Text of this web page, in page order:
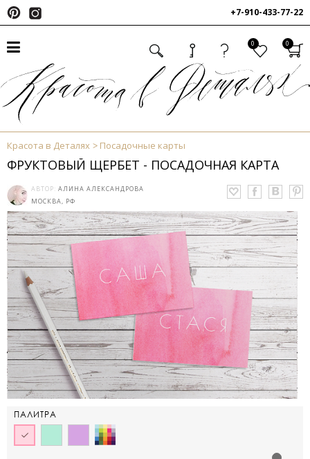
+7-910-433-77-22
0 0
Красота в Деталях Посадочные карты
ФРУКТОВЫЙ ЩЕРБЕТ - ПОСАДОЧНАЯ КАРТА
АВТОР: АЛИНА АЛЕКСАНДРОВА
МОСКВА, РФ
ПАЛИТРА